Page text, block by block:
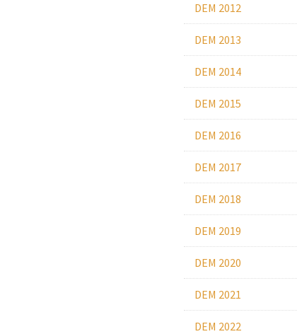
DEM 2012
DEM 2013
DEM 2014
DEM 2015
DEM 2016
DEM 2017
DEM 2018
DEM 2019
DEM 2020
DEM 2021
DEM 2022